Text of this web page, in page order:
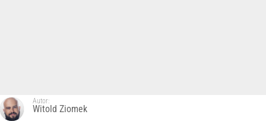
Autor:
Witold Ziomek